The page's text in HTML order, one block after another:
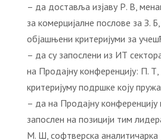
– да доставља изјаву Р. В,
за комерцијалне послове за З.
објашњени критеријуми за
– да су запослени из ИТ
на Продајну конференцију: П.
критеријуму подршке коју
– да на Продајну
запослен на позицији тим
М. Ш, софтверска аналитичарка